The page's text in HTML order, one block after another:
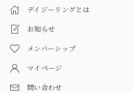
デイジーリングとは
お知らせ
メンバーシップ
マイページ
問い合わせ